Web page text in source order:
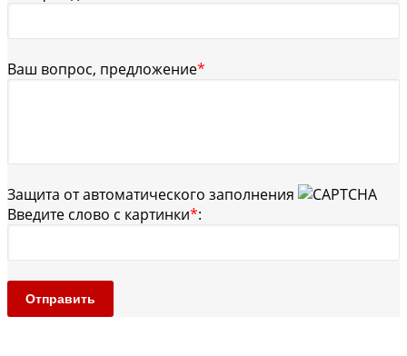
Ваш вопрос, предложение*
Защита от автоматического заполнения
Введите слово с картинки*:
Отправить